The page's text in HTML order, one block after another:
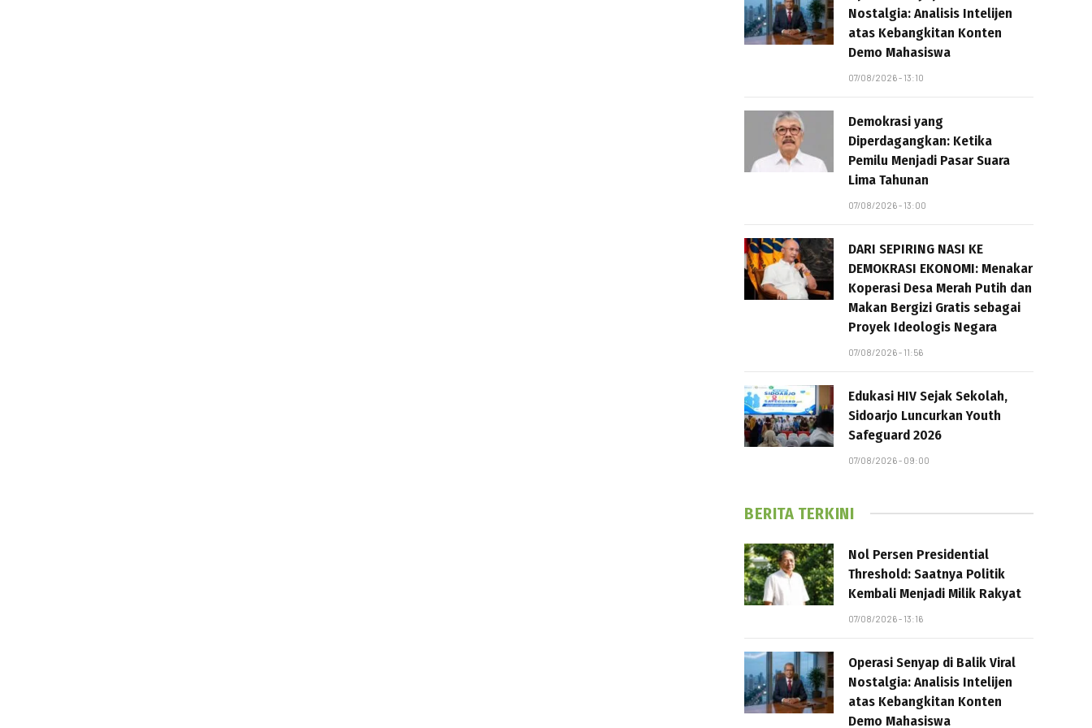
Nostalgia: Analisis Intelijen
atas Kebangkitan Konten
Demo Mahasiswa
07/08/2026 - 13:10
Demokrasi yang
Diperdagangkan: Ketika
Pemilu Menjadi Pasar Suara
Lima Tahunan
07/08/2026 - 13:00
DARI SEPIRING NASI KE
DEMOKRASI EKONOMI: Menakar
Koperasi Desa Merah Putih dan
Makan Bergizi Gratis sebagai
Proyek Ideologis Negara
07/08/2026 - 11:56
Edukasi HIV Sejak Sekolah,
Sidoarjo Luncurkan Youth
Safeguard 2026
07/08/2026 - 09:00
BERITA TERKINI
Nol Persen Presidential
Threshold: Saatnya Politik
Kembali Menjadi Milik Rakyat
07/08/2026 - 13:16
Operasi Senyap di Balik Viral
Nostalgia: Analisis Intelijen
atas Kebangkitan Konten
Demo Mahasiswa